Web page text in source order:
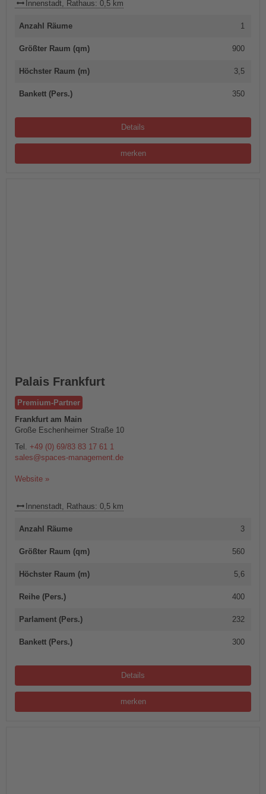
Innenstadt, Rathaus: 0,5 km
Anzahl Räume 1
Größter Raum (qm) 900
Höchster Raum (m) 3,5
Bankett (Pers.) 350
Details
merken
Palais Frankfurt
Premium-Partner
Frankfurt am Main
Große Eschenheimer Straße 10
Tel. +49 (0) 69/83 83 17 61 1
sales@spaces-management.de
Website »
Innenstadt, Rathaus: 0,5 km
Anzahl Räume 3
Größter Raum (qm) 560
Höchster Raum (m) 5,6
Reihe (Pers.) 400
Parlament (Pers.) 232
Bankett (Pers.) 300
Details
merken